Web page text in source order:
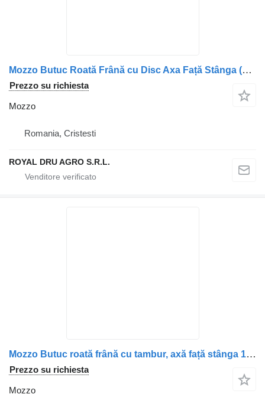
Mozzo Butuc Roată Frână cu Disc Axa Față Stânga (Coduri: 2019789, 1812 per camion DAF (Coduri: 2019789, 1812563, 1691621, 1699327, 1818004, 1387439, 1640561, 1726138, 1739542, 1783346, 1812582)
Prezzo su richiesta
Mozzo
Romania, Cristesti
ROYAL DRU AGRO S.R.L.
Mozzo Butuc roată frână cu tambur, axă față stânga 1347410 per camion DAF 1347410
Prezzo su richiesta
Mozzo